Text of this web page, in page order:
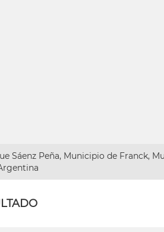
Sáenz Peña, Municipio de Franck,